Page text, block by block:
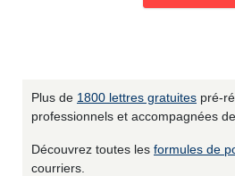
Plus de 1800 lettres gratuites pré-
professionnels et accompagnées
Découvrez toutes les formules de
courriers.